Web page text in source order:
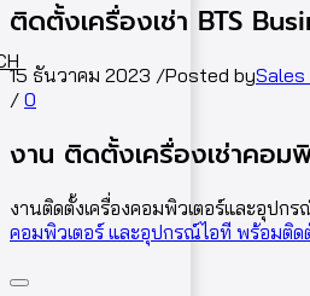
ติดตั้งเครื่องเช่า BTS
15 ธันวาคม 2023 /Posted by
/ 0
งาน ติดตั้งเครื่องเช่าคอม
งานติดตั้งเครื่องคอมพิวเตอร์และอุปก
คอมพิวเตอร์ และอุปกรณ์ไอที พร้อมติด